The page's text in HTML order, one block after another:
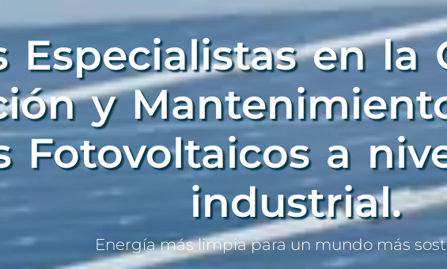
Especialistas en la
y
Fotovoltaicos a
industrial.
Energía más limpia para un mundo más